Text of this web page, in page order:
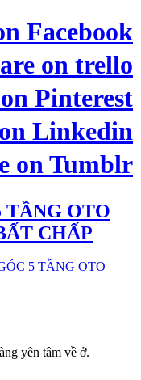
TẦNG OTO
CHẤP
yên tâm về ở.